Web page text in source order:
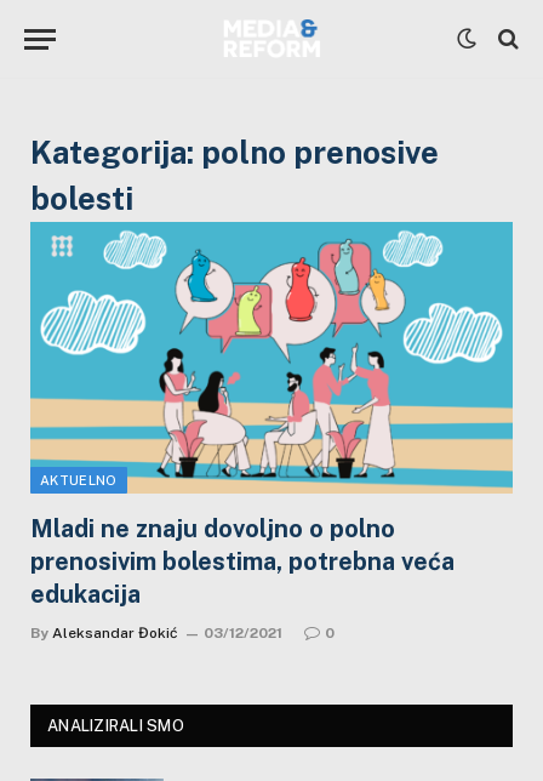
Kategorija: polno prenosive
bolesti
AKTUELNO
Mladi ne znaju dovoljno o polno
prenosivim bolestima, potrebna veća
edukacija
By Aleksandar Đokić 03/12/2021 0
ANALIZIRALI SMO